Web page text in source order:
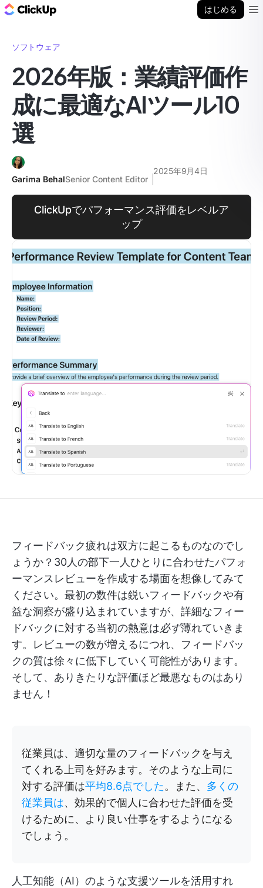
はじめる
ソフトウェア
2026年版：業績評価作
成に最適なAIツール10
選
Garima BehalSenior Content Editor
2025年9月4日
ClickUpでパフォーマンス評価をレベルア
ップ
フィードバック疲れは双方に起こるものなのでし
ょうか？30人の部下一人ひとりに合わせたパフォ
ーマンスレビューを作成する場面を想像してみて
ください。最初の数件は鋭いフィードバックや有
益な洞察が盛り込まれていますが、詳細なフィー
ドバックに対する当初の熱意は必ず薄れていきま
す。レビューの数が増えるにつれ、フィードバッ
クの質は徐々に低下していく可能性があります。
そして、ありきたりな評価ほど最悪なものはあり
ません！
従業員は、適切な量のフィードバックを与え
てくれる上司を好みます。そのような上司に
対する評価は平均8.6点でした。また、 多くの
従業員は、効果的で個人に合わせた評価を受
けるために、より良い仕事をするようになる
でしょう。
人工知能（AI）のような支援ツールを活用すれ